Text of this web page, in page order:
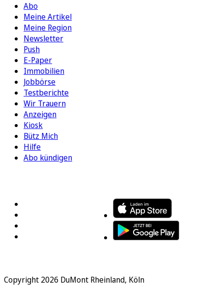
Abo
Meine Artikel
Meine Region
Newsletter
Push
E-Paper
Immobilien
Jobbörse
Testberichte
Wir Trauern
Anzeigen
Kiosk
Bütz Mich
Hilfe
Abo kündigen
Copyright 2026 DuMont Rheinland, Köln